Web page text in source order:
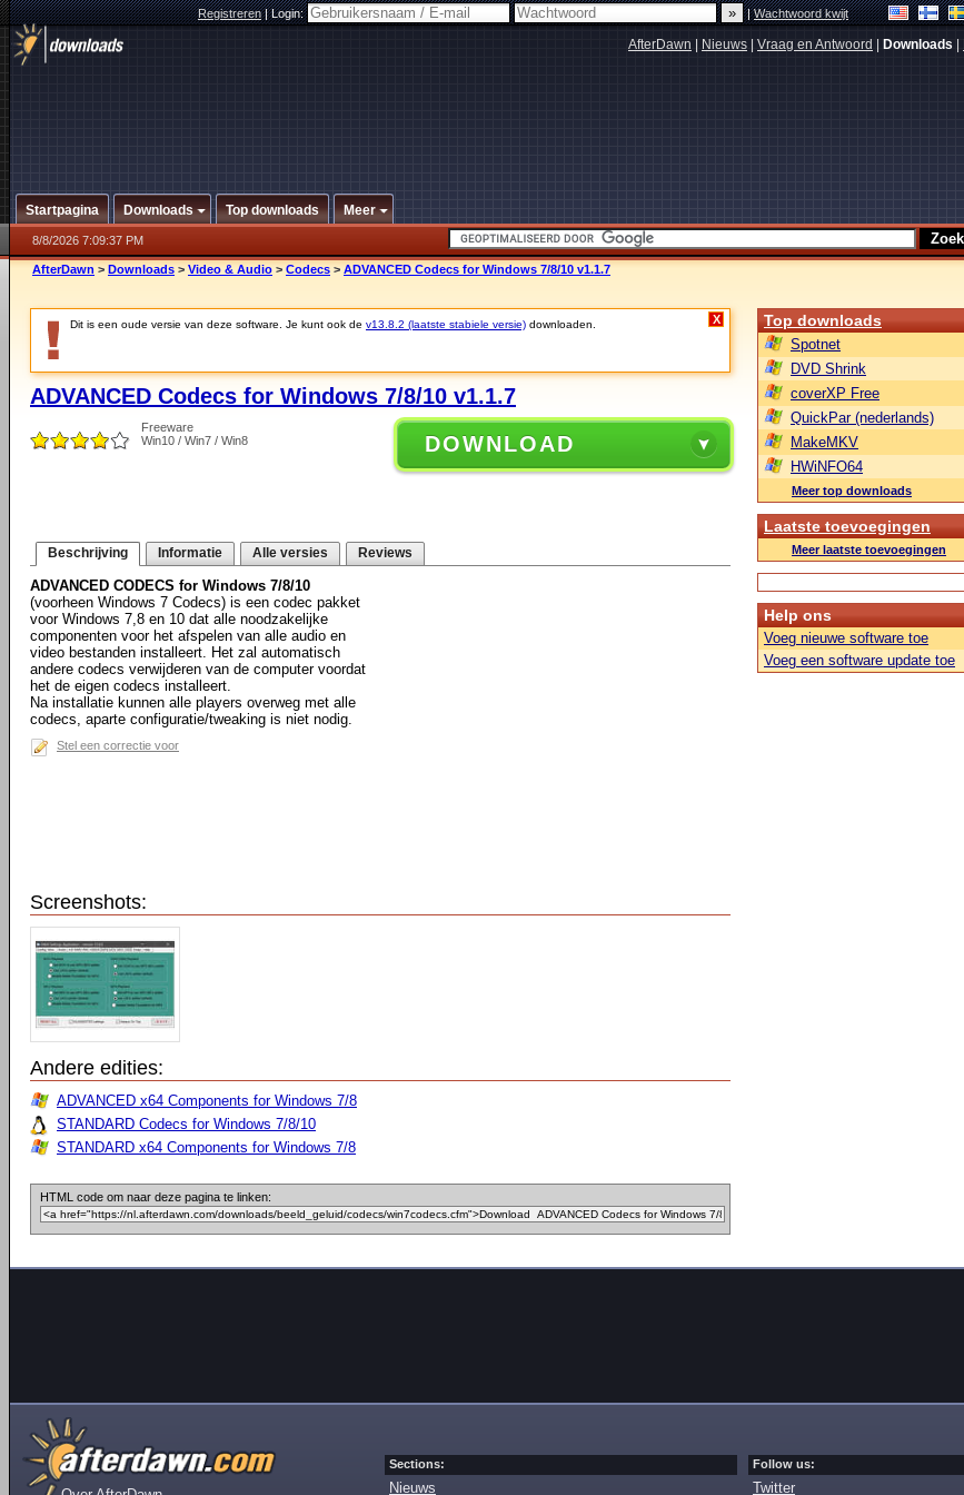
Registreren|Login: |Wachtwoord kwijt
AfterDawn Nieuws Vraag en Antwoord Downloads
Startpagina Downloads Top downloads Meer
8/8/2026 7:09:37 PM
AfterDawn > Downloads > Video & Audio > Codecs > ADVANCED Codecs for Windows 7/8/10 v1.1.7
Dit is een oude versie van deze software. Je kunt ook de v13.8.2 (laatste stabiele versie) downloaden. X
ADVANCED Codecs for Windows 7/8/10 v1.1.7
Freeware
Win10 / Win7 / Win8
DOWNLOAD
Beschrijving Informatie Alle versies Reviews
ADVANCED CODECS for Windows 7/8/10
(voorheen Windows 7 Codecs) is een codec pakket
voor Windows 7,8 en 10 dat alle noodzakelijke
componenten voor het afspelen van alle audio en
video bestanden installeert. Het zal automatisch
andere codecs verwijderen van de computer voordat
het de eigen codecs installeert.
Na installatie kunnen alle players overweg met alle
codecs, aparte configuratie/tweaking is niet nodig.
Stel een correctie voor
Screenshots:
Andere edities:
ADVANCED x64 Components for Windows 7/8
STANDARD Codecs for Windows 7/8/10
STANDARD x64 Components for Windows 7/8
HTML code om naar deze pagina te linken:
Top downloads
Spotnet
DVD Shrink
coverXP Free
QuickPar (nederlands)
MakeMKV
HWiNFO64
Meer top downloads
Laatste toevoegingen
Meer laatste toevoegingen
Help ons
Voeg nieuwe software toe
Voeg een software update toe
Sections:
Nieuws
Follow us:
Twitter